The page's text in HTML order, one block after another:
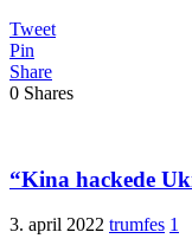
Tweet
Pin
Share
0 Shares
“Kina hackede
3. april 2022 trumfes 1